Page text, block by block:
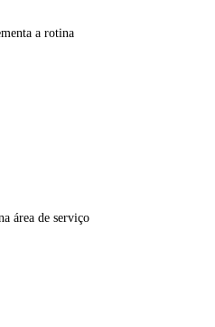
a rotina
área de serviço